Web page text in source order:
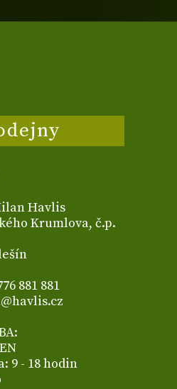
Havlis
Krumlova, č.p.
881 881
9 - 18 hodin